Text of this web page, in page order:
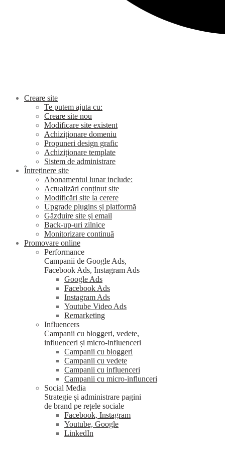
Creare site
Te putem ajuta cu:
Creare site nou
Modificare site existent
Achiziționare domeniu
Propuneri design grafic
Achiziționare template
Sistem de administrare
Întreținere site
Abonamentul lunar include:
Actualizări conținut site
Modificări site la cerere
Upgrade plugins și platformă
Găzduire site și email
Back-up-uri zilnice
Monitorizare continuă
Promovare online
Performance
Campanii de Google Ads,
Facebook Ads, Instagram Ads
Google Ads
Facebook Ads
Instagram Ads
Youtube Video Ads
Remarketing
Influencers
Campanii cu bloggeri, vedete,
influenceri și micro-influenceri
Campanii cu bloggeri
Campanii cu vedete
Campanii cu influenceri
Campanii cu micro-influnceri
Social Media
Strategie și administrare pagini
de brand pe rețele sociale
Facebook, Instagram
Youtube, Google
LinkedIn